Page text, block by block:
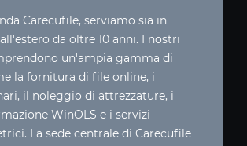
Carecufile, serviamo sia in
da oltre 10 anni. I nostri
un'ampia gamma di
la fornitura di file online, i
il noleggio di attrezzature, i
WinOLS e i servizi
La sede centrale di Carecufile